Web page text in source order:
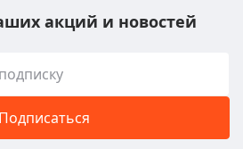
акций и новостей
Подписаться